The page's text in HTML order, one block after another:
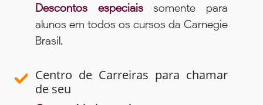
Descontos especiaissomente para
alunos em todos os cursos da Carnegie
Brasil.
Centro de Carreiras para chamar
de seu